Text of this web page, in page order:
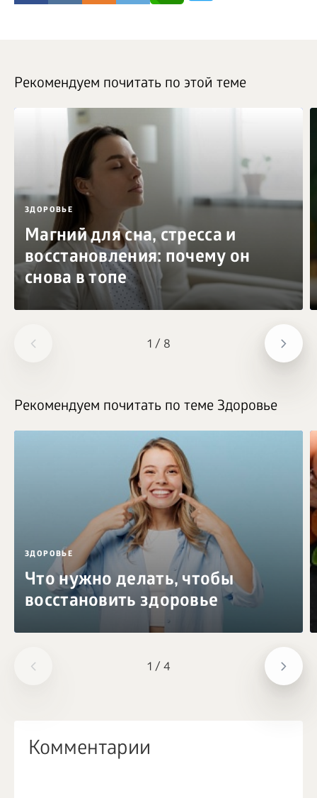
1 / 8
Рекомендуем почитать по этой теме
ЗДОРОВЬЕ
Магний для сна, стресса и
восстановления: почему он
снова в топе
1 / 4
Рекомендуем почитать по теме Здоровье
ЗДОРОВЬЕ
Что нужно делать, чтобы
восстановить здоровье
Комментарии